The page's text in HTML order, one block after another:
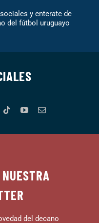
y enterate de
del fútbol uruguayo
del decano